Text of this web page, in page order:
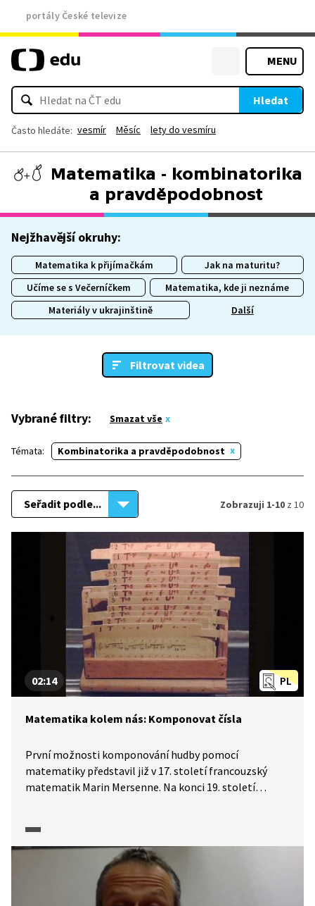
portály České televize
MENU
Hledat
Často hledáte: vesmír Měsíc lety do vesmíru
Matematika - kombinatorika
a pravděpodobnost
Nejžhavější okruhy:
Matematika k přijímačkám
Jak na maturitu?
Učíme se s Večerníčkem
Matematika, kde ji neznáme
Materiály v ukrajinštině
Další
Filtrovat videa
Vybrané filtry: Smazat vše
Témata: Kombinatorika a pravděpodobnost
Seřadit podle... Zobrazuji 1-10 z 10
PL
02:14
Matematika kolem nás: Komponovat čísla
První možnosti komponování hudby pomocí
matematiky představil již v 17. století francouzský
matematik Marin Mersenne. Na konci 19. století
s hudbou, podívejte se na přiložený pracovní list.